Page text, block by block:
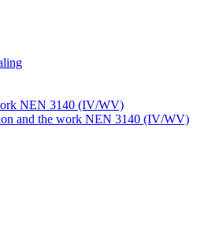
NEN 3140 (IV/WV)
and the work NEN 3140 (IV/WV)